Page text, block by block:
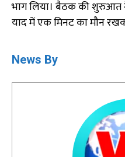
भाग लिया। बैठक की शुरुआत
याद में एक मिनट का मौन
News By